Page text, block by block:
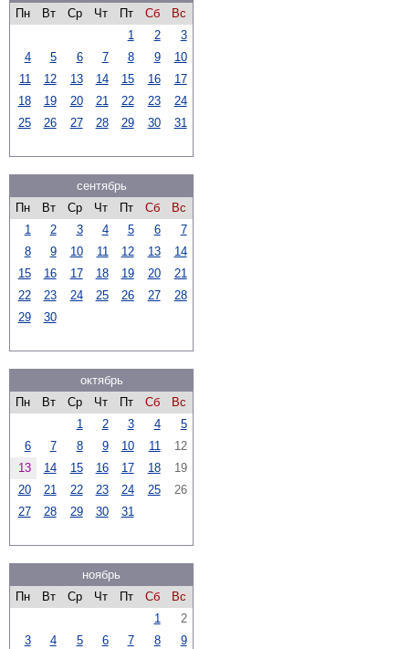
Пн
Вт Ср Чт Пт Сб
Вс
1
2
3
4
5 6 7 8 9
10
11
12 13 14 15 16
17
18
19 20 21 22 23
24
25
26 27 28 29 30 31
сентябрь
Пн
Вт Ср Чт Пт Сб
Вс
1
2 3 4 5 6
7
8
9 10 11 12 13
14
15
16 17 18 19 20
21
22
23 24 25 26 27
28
29
30
октябрь
Пн
Вт Ср Чт Пт Сб
Вс
1
2 3 4
5
6
7 8 9 10 11
12
13
14 15 16 17 18
19
20
21 22 23 24 25
26
27
28 29 30 31
ноябрь
Пн
Вт Ср Чт Пт Сб
Вс
1
2
3
4 5 6 7 8
9